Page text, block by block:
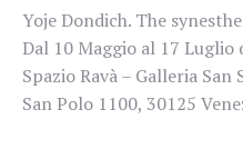
Yoje Dondich. The
Dal 10 Maggio al 17 Luglio
Spazio Ravà – Galleria San
San Polo 1100, 30125